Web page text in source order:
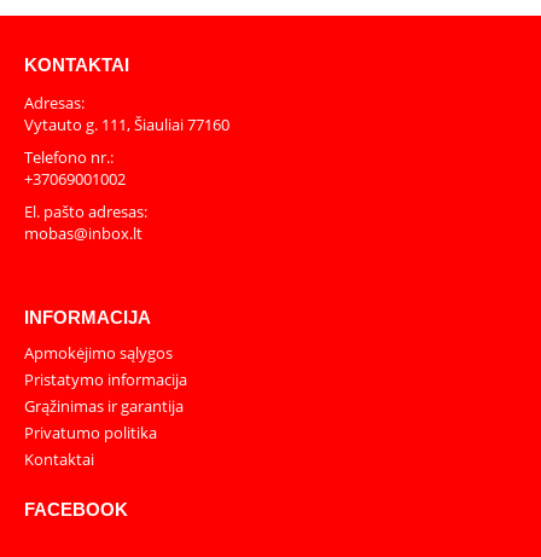
KONTAKTAI
Adresas:
Vytauto g. 111, Šiauliai 77160
Telefono nr.:
+37069001002
El. pašto adresas:
mobas@inbox.lt
INFORMACIJA
Apmokėjimo sąlygos
Pristatymo informacija
Grąžinimas ir garantija
Privatumo politika
Kontaktai
FACEBOOK